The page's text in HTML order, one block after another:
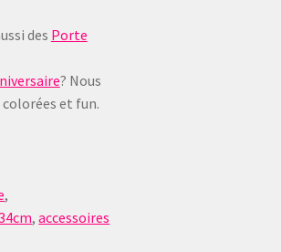
des Porte
? Nous
et fun.
,
,accessoires